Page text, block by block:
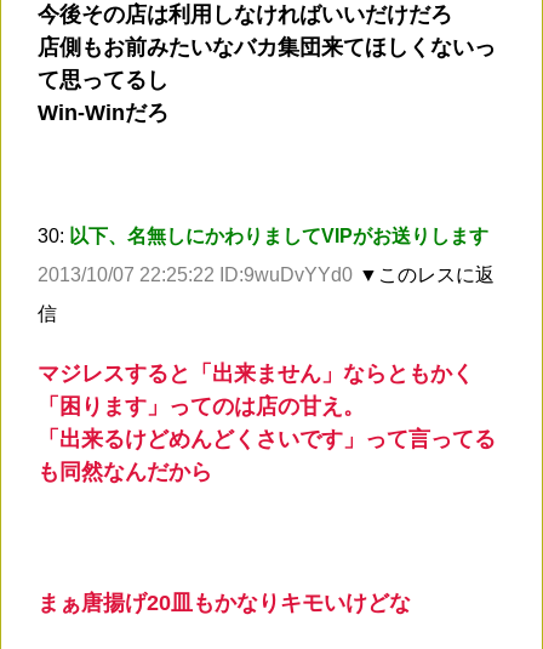
今後その店は利用しなければいいだけだろ
店側もお前みたいなバカ集団来てほしくないっ
て思ってるし
Win-Winだろ
30: 以下、名無しにかわりましてVIPがお送りします
2013/10/07 22:25:22 ID:9wuDvYYd0 ▼このレスに返
信
マジレスすると「出来ません」ならともかく
「困ります」ってのは店の甘え。
「出来るけどめんどくさいです」って言ってる
も同然なんだから
まぁ唐揚げ20皿もかなりキモいけどな